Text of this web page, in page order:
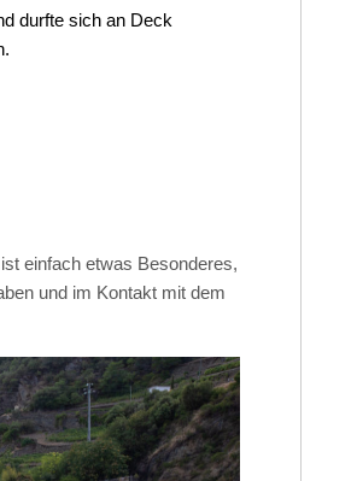
durfte sich an Deck
einfach etwas Besonderes,
und im Kontakt mit dem